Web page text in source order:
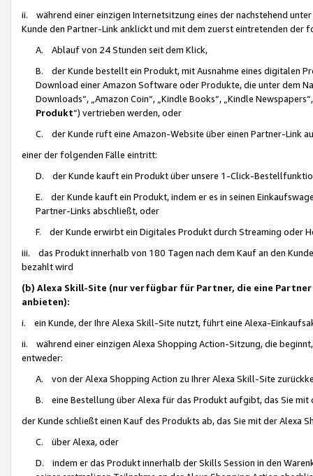
ii. während einer einzigen Internetsitzung eines der nachstehend
Kunde den Partner-Link anklickt und mit dem zuerst eintretenden der
A. Ablauf von 24 Stunden seit dem Klick,
B. der Kunde bestellt ein Produkt, mit Ausnahme eines digitalen
Download einer Amazon Software oder Produkte, die unter dem
Downloads“, „Amazon Coin“, „Kindle Books“, „Kindle
Produkt“) vertrieben werden, oder
C. der Kunde ruft eine Amazon-Website über einen Partner-Link
einer der folgenden Fälle eintritt:
D. der Kunde kauft ein Produkt über unsere 1-Click-
E. der Kunde kauft ein Produkt, indem er es in seinen
Partner-Links abschließt, oder
F. der Kunde erwirbt ein Digitales Produkt durch Streaming oder
iii. das Produkt innerhalb von 180 Tagen nach dem Kauf an den
bezahlt wird
(b) Alexa Skill-Site (nur verfügbar für Partner, die eine
anbieten):
i. ein Kunde, der Ihre Alexa Skill-Site nutzt, führt eine Alexa-
ii. während einer einzigen Alexa Shopping Action-Sitzung, die
entweder:
A. von der Alexa Shopping Action zu Ihrer Alexa Skill-Site
B. eine Bestellung über Alexa für das Produkt aufgibt, das Sie mit
der Kunde schließt einen Kauf des Produkts ab, das Sie mit der Alexa
C. über Alexa, oder
D. indem er das Produkt innerhalb der Skills Session in den